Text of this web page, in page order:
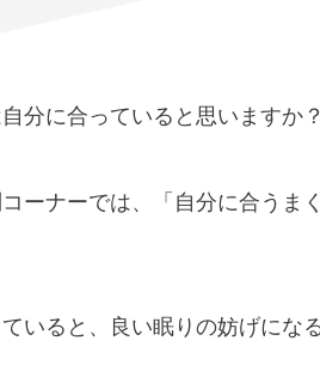
分に合っていると思いますか？
ーナーでは、「自分に合う
いると、良い眠りの妨げにな